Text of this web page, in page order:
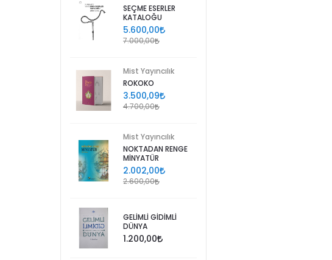
SEÇME ESERLER
KATALOĞU
5.600,00
7.000,00
Mist Yayıncılık
ROKOKO
3.500,09
4.700,00
Mist Yayıncılık
NOKTADAN RENGE
MİNYATÜR
2.002,00
2.600,00
GELİMLİ GİDİMLİ
DÜNYA
1.200,00